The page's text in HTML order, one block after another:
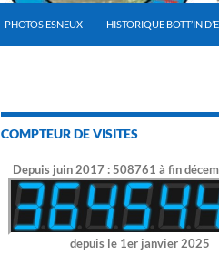
PHOTOS ESNEUX HISTORIQUE BOTT’IN
COMPTEUR DE VISITES
Depuis juin 2017 : 508761 à fin
depuis le 1er janvier 2025